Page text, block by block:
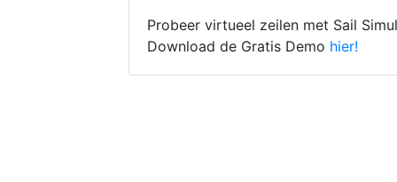
Probeer virtueel zeilen met Sail
Download de Gratis Demo hier!